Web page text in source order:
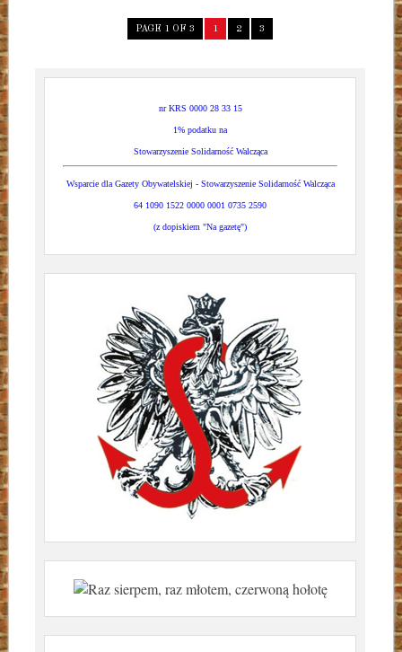
PAGE 1 OF 3 1 2 3
nr KRS 0000 28 33 15
1% podatku na
Stowarzyszenie Solidarność Walcząca
Wsparcie dla Gazety Obywatelskiej - Stowarzyszenie Solidarność Walcząca
64 1090 1522 0000 0001 0735 2590
(z dopiskiem "Na gazetę")